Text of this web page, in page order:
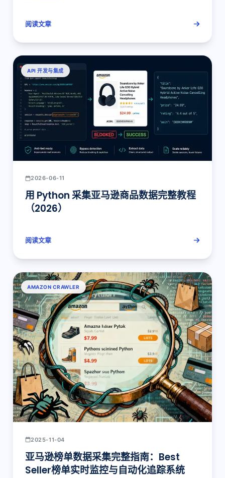
阅读文章
API 开发与集成
2026-06-11
用 Python 采集亚马逊商品数据完整教程
（2026）
阅读文章
AMAZON CRAWLER
2025-11-04
亚马逊榜单数据采集完整指南：Best
Seller榜单实时监控与自动化追踪系统